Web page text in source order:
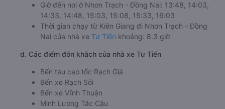
Giờ đến nơi ở Nhơn Trạch - Đồng Nai: 13:48, 14:03,
14:33, 14:48, 15:03, 15:08, 15:33, 16:03
Thời gian chạy từ Kiên Giang đi Nhơn Trạch - Đồng
Nai của nhà xe Tư Tiến khoảng: 8.3 giờ
d. Các điểm đón khách của nhà xe Tư Tiến
Bến tàu cao tốc Rạch Giá
Bến xe Rạch Sỏi
Bến xe Vĩnh Thuận
Minh Lương Tắc Cậu